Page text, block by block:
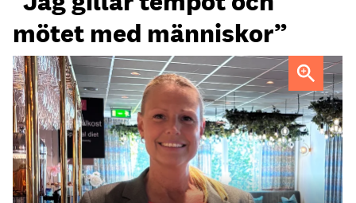
mötet med människor”
Maria Norberg, ny general manager på Skogshem & Wijk